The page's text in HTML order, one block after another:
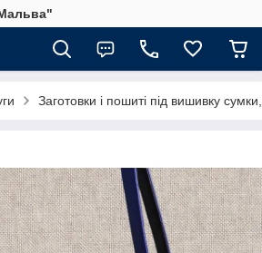
Заготовки і пошиті під вишивку